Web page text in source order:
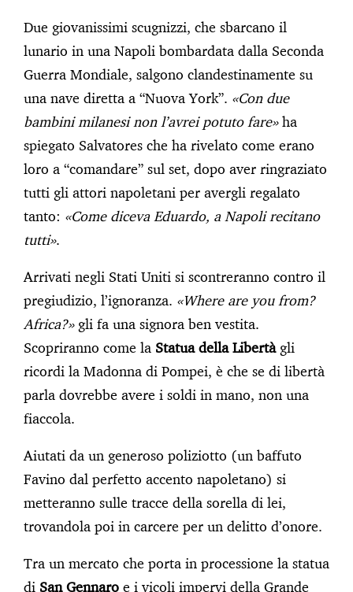
Due giovanissimi scugnizzi, che sbarcano il
lunario in una Napoli bombardata dalla Seconda
Guerra Mondiale, salgono clandestinamente su
una nave diretta a “Nuova York”. «Con due
bambini milanesi non l’avrei potuto fare»ha
spiegato Salvatores che ha rivelato come erano
loro a “comandare” sul set, dopo aver ringraziato
tutti gli attori napoletani per avergli regalato
tanto: «Come diceva Eduardo, a Napoli recitano
tutti».
Arrivati negli Stati Uniti si scontreranno contro il
pregiudizio, l’ignoranza. «Where are you from?
Africa?»gli fa una signora ben vestita.
Scopriranno come la Statua della Libertàgli
ricordi la Madonna di Pompei, è che se di libertà
parla dovrebbe avere i soldi in mano, non una
fiaccola.
Aiutati da un generoso poliziotto (un baffuto
Favino dal perfetto accento napoletano) si
metteranno sulle tracce della sorella di lei,
trovandola poi in carcere per un delitto d’onore.
Tra un mercato che porta in processione la statua
di San Gennaro e i vicoli impervi della Grande